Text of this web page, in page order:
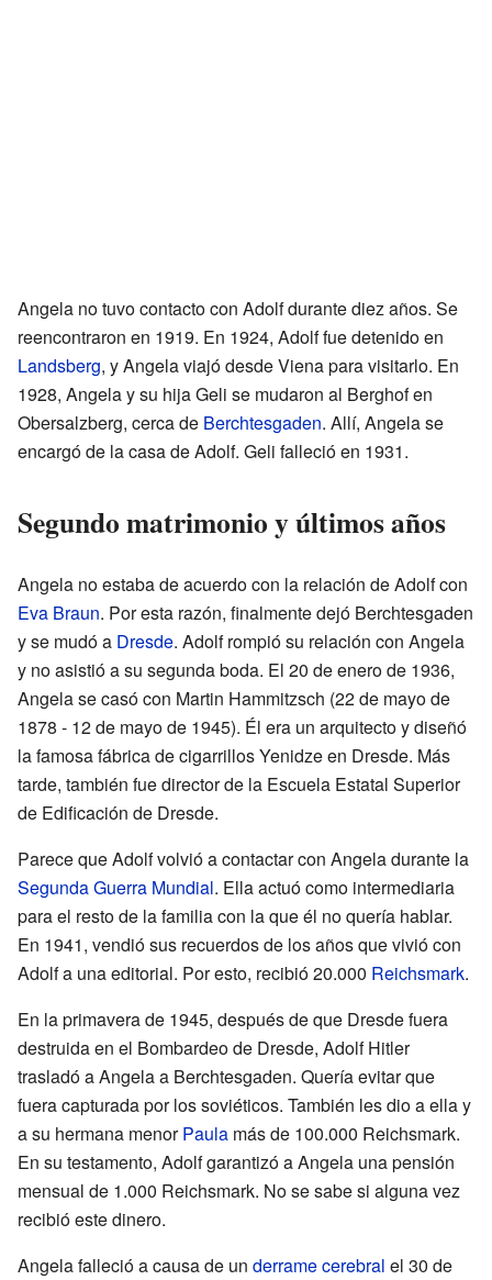
Angela no tuvo contacto con Adolf durante diez años. Se
reencontraron en 1919. En 1924, Adolf fue detenido en
Landsberg, y Angela viajó desde Viena para visitarlo. En
1928, Angela y su hija Geli se mudaron al Berghof en
Obersalzberg, cerca de Berchtesgaden. Allí, Angela se
encargó de la casa de Adolf. Geli falleció en 1931.
Segundo matrimonio y últimos años
Angela no estaba de acuerdo con la relación de Adolf con
Eva Braun. Por esta razón, finalmente dejó Berchtesgaden
y se mudó a Dresde. Adolf rompió su relación con Angela
y no asistió a su segunda boda. El 20 de enero de 1936,
Angela se casó con Martin Hammitzsch (22 de mayo de
1878 - 12 de mayo de 1945). Él era un arquitecto y diseñó
la famosa fábrica de cigarrillos Yenidze en Dresde. Más
tarde, también fue director de la Escuela Estatal Superior
de Edificación de Dresde.
Parece que Adolf volvió a contactar con Angela durante la
Segunda Guerra Mundial. Ella actuó como intermediaria
para el resto de la familia con la que él no quería hablar.
En 1941, vendió sus recuerdos de los años que vivió con
Adolf a una editorial. Por esto, recibió 20.000 Reichsmark.
En la primavera de 1945, después de que Dresde fuera
destruida en el Bombardeo de Dresde, Adolf Hitler
trasladó a Angela a Berchtesgaden. Quería evitar que
fuera capturada por los soviéticos. También les dio a ella y
a su hermana menorPaula más de 100.000 Reichsmark.
En su testamento, Adolf garantizó a Angela una pensión
mensual de 1.000 Reichsmark. No se sabe si alguna vez
recibió este dinero.
Angela falleció a causa de un derrame cerebral el 30 de